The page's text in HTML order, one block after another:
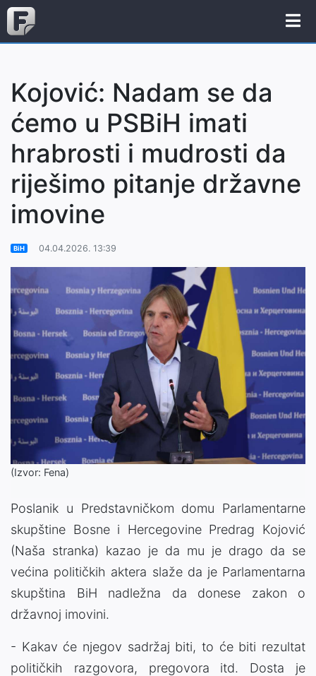
Kojović: Nadam se da
ćemo u PSBiH imati
hrabrosti i mudrosti da
riješimo pitanje državne
imovine
BiH 04.04.2026. 13:39
(Izvor: Fena)
Poslanik u Predstavničkom domu Parlamentarne
skupštine Bosne i Hercegovine Predrag Kojović
(Naša stranka) kazao je da mu je drago da se
većina političkih aktera slaže da je Parlamentarna
skupština BiH nadležna da donese zakon o
državnoj imovini.
- Kakav će njegov sadržaj biti, to će biti rezultat
političkih razgovora, pregovora itd. Dosta je